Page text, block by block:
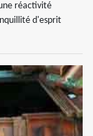
réactivité
d'esprit